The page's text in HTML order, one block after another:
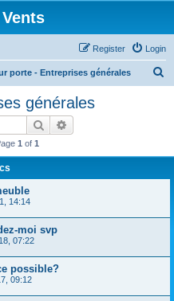
Login
Register
porte - Entreprises générales
générales
Search
1 of 1
14:14
moi svp
07:22
possible?
09:12